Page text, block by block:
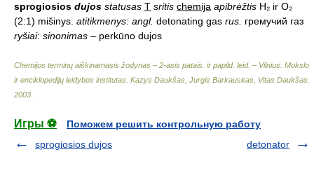
sprogiosios dujos statusas T sritis chemija apibrėžtis H₂ ir O₂
(2:1) mišinys. atitikmenys: angl. detonating gas rus. гремучий газ
ryšiai: sinonimas – perkūno dujos
Chemijos terminų aiškinamasis žodynas – 2-asis patais. ir papild. leid. – Vilnius: Mokslo
ir enciklopedijų leidybos institutas Kazys Daukšas, Jurgis Barkauskas, Vitas Daukšas
2003
Игры ⚽
Поможем решить контрольную работу
sprogiosios dujos
detonator